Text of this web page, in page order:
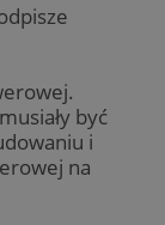
być
i
na